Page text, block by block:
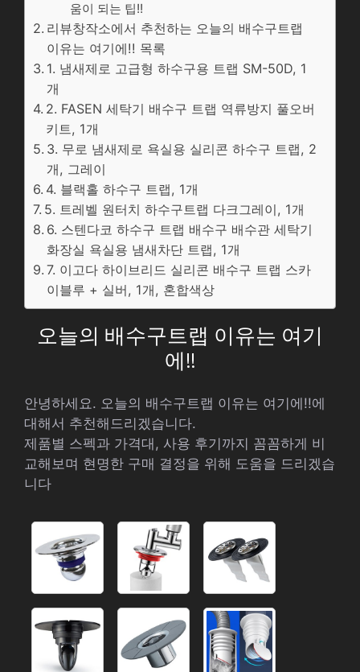
움이 되는 팁!!
리뷰창작소에서 추천하는 오늘의 배수구트랩
이유는 여기에!! 목록
1. 냄새제로 고급형 하수구용 트랩 SM-50D, 1
개
2. FASEN 세탁기 배수구 트랩 역류방지 풀오버
키트, 1개
3. 무로 냄새제로 욕실용 실리콘 하수구 트랩, 2
개, 그레이
4. 블랙홀 하수구 트랩, 1개
5. 트레벨 원터치 하수구트랩 다크그레이, 1개
6. 스텐다코 하수구 트랩 배수구 배수관 세탁기
화장실 욕실용 냄새차단 트랩, 1개
7. 이고다 하이브리드 실리콘 배수구 트랩 스카
이블루 + 실버, 1개, 혼합색상
오늘의 배수구트랩 이유는 여기
에!!
안녕하세요. 오늘의 배수구트랩 이유는 여기에!!에
대해서 추천해드리겠습니다.
제품별 스펙과 가격대, 사용 후기까지 꼼꼼하게 비
교해보며 현명한 구매 결정을 위해 도움을 드리겠습
니다